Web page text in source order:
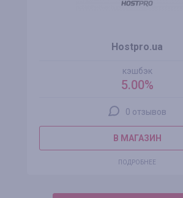
Hostpro.ua
кэшбэк
5.00%
0 отзывов
В МАГАЗИН
ПОДРОБНЕЕ